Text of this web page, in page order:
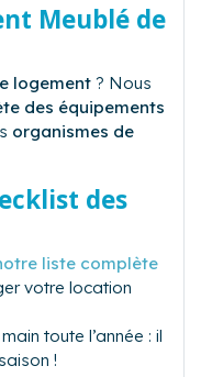
Meublé de
logement ? Nous
des équipements
organismes de
des
liste complète
votre location
toute l’année : il
!